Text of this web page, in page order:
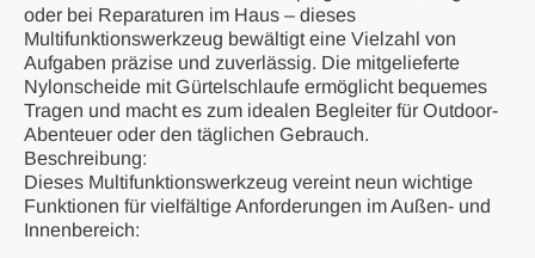
oder bei Reparaturen im Haus – dieses
Multifunktionswerkzeug bewältigt eine Vielzahl von
Aufgaben präzise und zuverlässig. Die mitgelieferte
Nylonscheide mit Gürtelschlaufe ermöglicht bequemes
Tragen und macht es zum idealen Begleiter für Outdoor-
Abenteuer oder den täglichen Gebrauch.
Beschreibung:
Dieses Multifunktionswerkzeug vereint neun wichtige
Funktionen für vielfältige Anforderungen im Außen- und
Innenbereich: